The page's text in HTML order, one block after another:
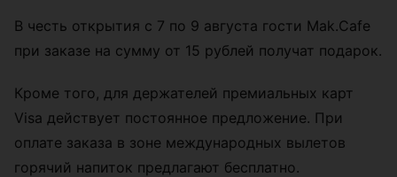
В честь открытия с 7 по 9 августа гости Mak.Cafe
при заказе на сумму от 15 рублей получат подарок.
Кроме того, для держателей премиальных карт
Visa действует постоянное предложение. При
оплате заказа в зоне международных вылетов
горячий напиток предлагают бесплатно.